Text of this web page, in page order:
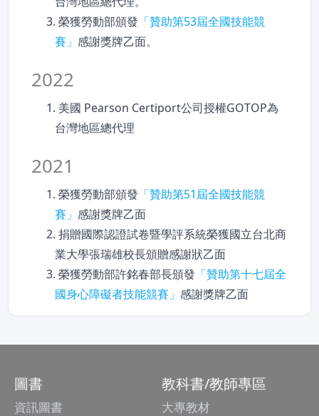
3. 榮獲勞動部頒發 「贊助第53屆全國技能競
賽」感謝獎牌乙面。
2022
1. 美國 Pearson Certiport公司授權GOTOP為
台灣地區總代理
2021
1. 榮獲勞動部頒發 「贊助第51屆全國技能競
賽」感謝獎牌乙面
2. 捐贈國際認證試卷暨學評系統榮獲國立台北商
業大學張瑞雄校長頒贈感謝狀乙面
3. 榮獲勞動部許銘春部長頒發 「贊助第十七屆全
國身心障礙者技能競賽」感謝獎牌乙面
圖書
資訊圖書
教科書/教師專區
大專教材